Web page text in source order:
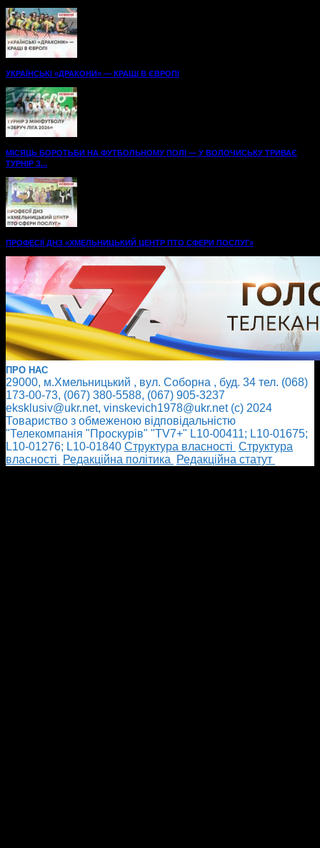
УКРАЇНСЬКІ «ДРАКОНИ» — КРАЩІ В ЄВРОПІ
МІСЯЦЬ БОРОТЬБИ НА ФУТБОЛЬНОМУ ПОЛІ — У ВОЛОЧИСЬКУ ТРИВАЄ
ТУРНІР З...
ПРОФЕСІЇ ДНЗ «ХМЕЛЬНИЦЬКИЙ ЦЕНТР ПТО СФЕРИ ПОСЛУГ»
ПРО НАС
29000, м.Хмельницький , вул. Соборна , буд. 34 тел. (068)
173-00-73, (067) 380-5588, (067) 905-3237
eksklusiv@ukr.net, vinskevich1978@ukr.net (с) 2024
Товариство з обмеженою відповідальністю
"Телекомпанія "Проскурів" "TV7+" L10-00411; L10-01675;
L10-01276; L10-01840 Cтруктура власності Cтруктура
власності
Редакційна політика Редакційна статут